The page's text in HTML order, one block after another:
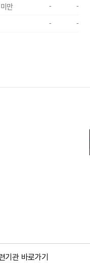
만
-
-
-
-
기관 바로가기